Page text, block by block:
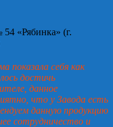
«Рябинка» (г.
показала себя как
достичь
данное
что у Завода есть
данную продукцию
сотрудничество и